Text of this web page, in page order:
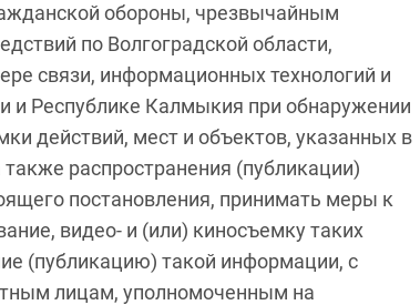
обороны, чрезвычайным
по Волгоградской области,
связи, информационных технологий и
и Республике Калмыкия при обнаружении
действий, мест и объектов, указанных в
распространения (публикации)
постановления, принимать меры к
видео- и (или) киносъемку таких
(публикацию) такой информации, с
лицам, уполномоченным на